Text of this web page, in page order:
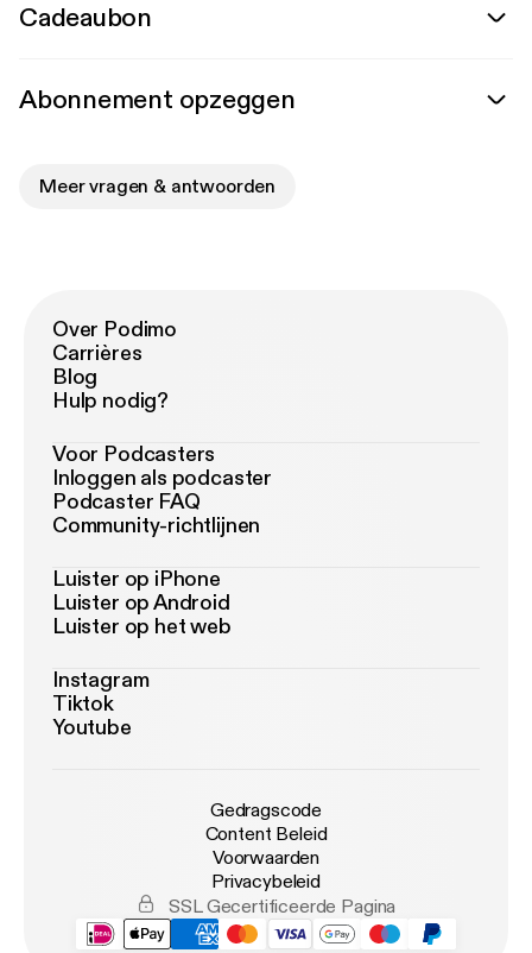
Cadeaubon
Abonnement opzeggen
Meer vragen & antwoorden
Over Podimo
Carrières
Blog
Hulp nodig?
Voor Podcasters
Inloggen als podcaster
Podcaster FAQ
Community-richtlijnen
Luister op iPhone
Luister op Android
Luister op het web
Instagram
Tiktok
Youtube
Gedragscode
Content Beleid
Voorwaarden
Privacybeleid
SSL Gecertificeerde Pagina